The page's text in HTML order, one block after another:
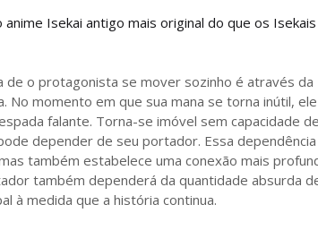
Isekai antigo mais original do que os Isekais
de o protagonista se mover sozinho é através da
No momento em que sua mana se torna inútil,
falante. Torna-se imóvel sem capacidade
depender de seu portador. Essa dependência
também estabelece uma conexão mais
também dependerá da quantidade absurda
à medida que a história continua.